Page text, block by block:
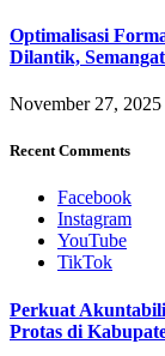
Optimalisasi
Dilantik,
November 27, 2025
Recent Comments
Facebook
Instagram
YouTube
TikTok
Perkuat
Protas di